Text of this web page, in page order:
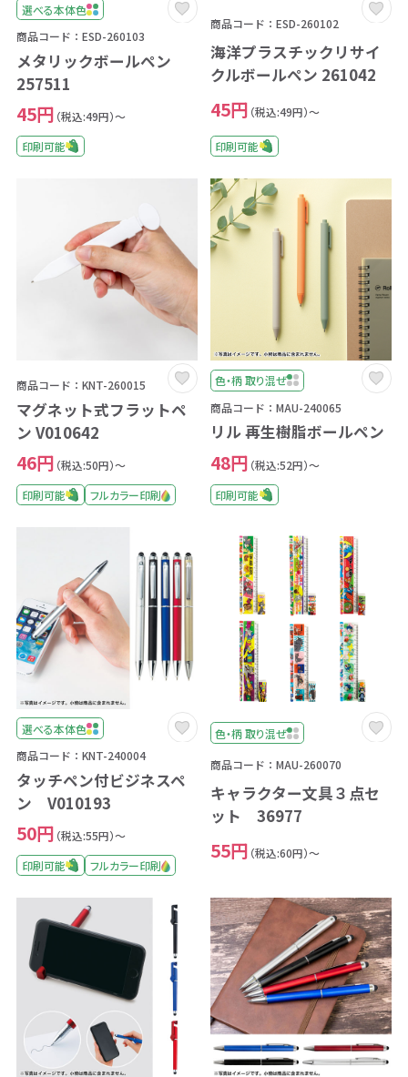
選べる本体色
商品コード：ESD-260103
メタリックボールペン
257511
45円 （税込:49円）～
印刷可能
商品コード：ESD-260102
海洋プラスチックリサイ
クルボールペン 261042
45円 （税込:49円）～
印刷可能
商品コード：KNT-260015
マグネット式フラットペ
ン V010642
46円 （税込:50円）～
印刷可能
フルカラー印刷
色・柄 取り混ぜ
商品コード：MAU-240065
リル 再生樹脂ボールペン
48円 （税込:52円）～
印刷可能
選べる本体色
商品コード：KNT-240004
タッチペン付ビジネスペ
ン V010193
50円 （税込:55円）～
印刷可能
フルカラー印刷
色・柄 取り混ぜ
商品コード：MAU-260070
キャラクター文具３点セ
ット 36977
55円 （税込:60円）～